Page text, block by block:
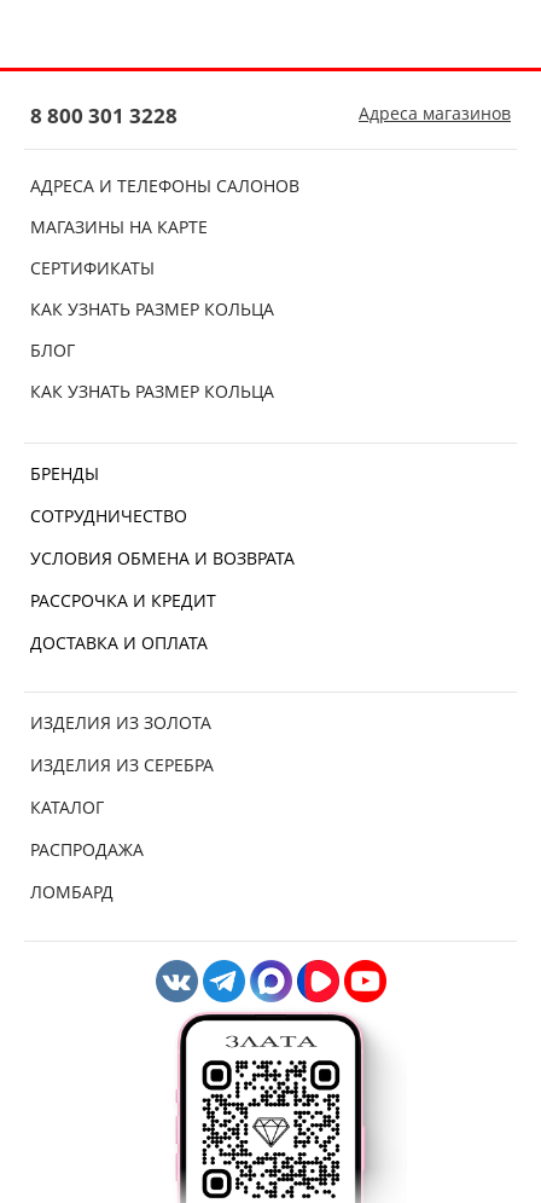
АДРЕСА И ТЕЛЕФОНЫ САЛОНОВ
МАГАЗИНЫ НА КАРТЕ
СЕРТИФИКАТЫ
КАК УЗНАТЬ РАЗМЕР КОЛЬЦА
БЛОГ
КАК УЗНАТЬ РАЗМЕР КОЛЬЦА
БРЕНДЫ
СОТРУДНИЧЕСТВО
УСЛОВИЯ ОБМЕНА И ВОЗВРАТА
РАССРОЧКА И КРЕДИТ
ДОСТАВКА И ОПЛАТА
ИЗДЕЛИЯ ИЗ ЗОЛОТА
ИЗДЕЛИЯ ИЗ СЕРЕБРА
КАТАЛОГ
РАСПРОДАЖА
ЛОМБАРД
8 800 301 3228 Адреса магазинов